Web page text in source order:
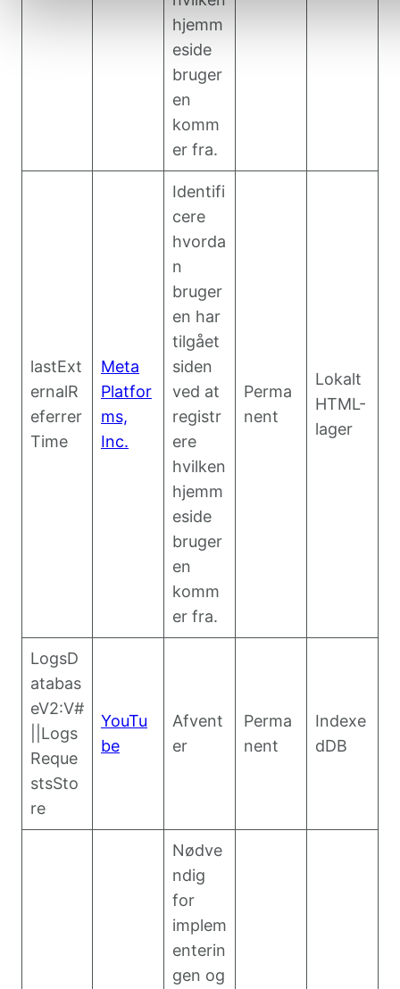
hjemm
eside
bruger
en
komm
er fra.
lastExt
ernalR
eferrer
Time
Meta
Platfor
ms,
Inc.
Identifi
cere
hvorda
n
bruger
en har
tilgået
siden
ved at
registr
ere
hvilken
hjemm
eside
bruger
en
komm
er fra.
Perma
nent
Lokalt
HTML-
lager
LogsD
atabas
eV2:V#
||Logs
Reque
stsSto
re
YouTu
be
Afvent
er
Perma
nent
Indexe
dDB
Nødve
ndig
for
implem
enterin
gen og